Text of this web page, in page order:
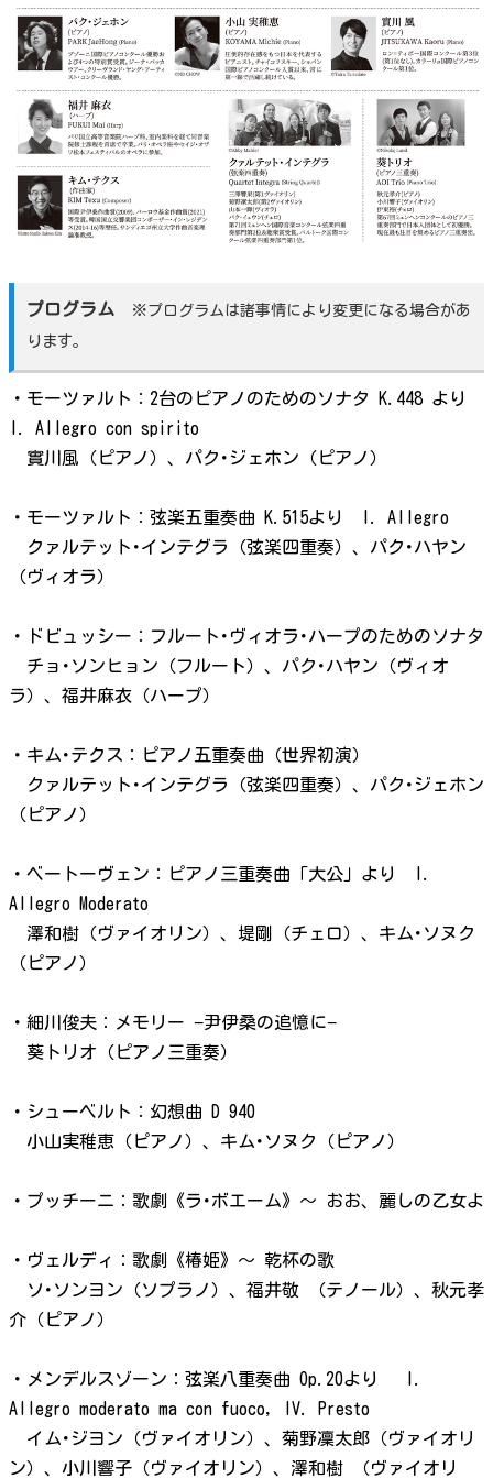
プログラム
※プログラムは諸事情により変更になる場合があ
ります。
・モーツァルト：2台のピアノのためのソナタ K.448 より
I. Allegro con spirito
實川風（ピアノ）、パク･ジェホン（ピアノ）
・モーツァルト：弦楽五重奏曲 K.515より I. Allegro
クァルテット･インテグラ（弦楽四重奏）、パク･ハヤン
（ヴィオラ）
・ドビュッシー：フルート･ヴィオラ･ハープのためのソナタ
チョ･ソンヒョン（フルート）、パク･ハヤン（ヴィオ
ラ）、福井麻衣（ハープ）
・キム･テクス：ピアノ五重奏曲（世界初演）
クァルテット･インテグラ（弦楽四重奏）、パク･ジェホン
（ピアノ）
・ベートーヴェン：ピアノ三重奏曲「大公」 より I.
Allegro Moderato
澤和樹（ヴァイオリン）、堤剛（チェロ）、キム･ソヌク
（ピアノ）
・細川俊夫：メモリー −尹伊桑の追憶に−
葵トリオ（ピアノ三重奏）
・シューベルト：幻想曲 D 940
小山実稚恵（ピアノ）、キム･ソヌク（ピアノ）
・プッチーニ：歌劇《ラ･ボエーム》～ おお、麗しの乙女よ
・ヴェルディ：歌劇《椿姫》～ 乾杯の歌
ソ･ソンヨン（ソプラノ）、福井敬 （テノール）、秋元孝
介（ピアノ）
・メンデルスゾーン：弦楽八重奏曲 Op.20より I.
Allegro moderato ma con fuoco, IV. Presto
イム･ジヨン（ヴァイオリン）、菊野凜太郎（ヴァイオリ
ン）、小川響子（ヴァイオリン）、澤和樹 （ヴァイオリ